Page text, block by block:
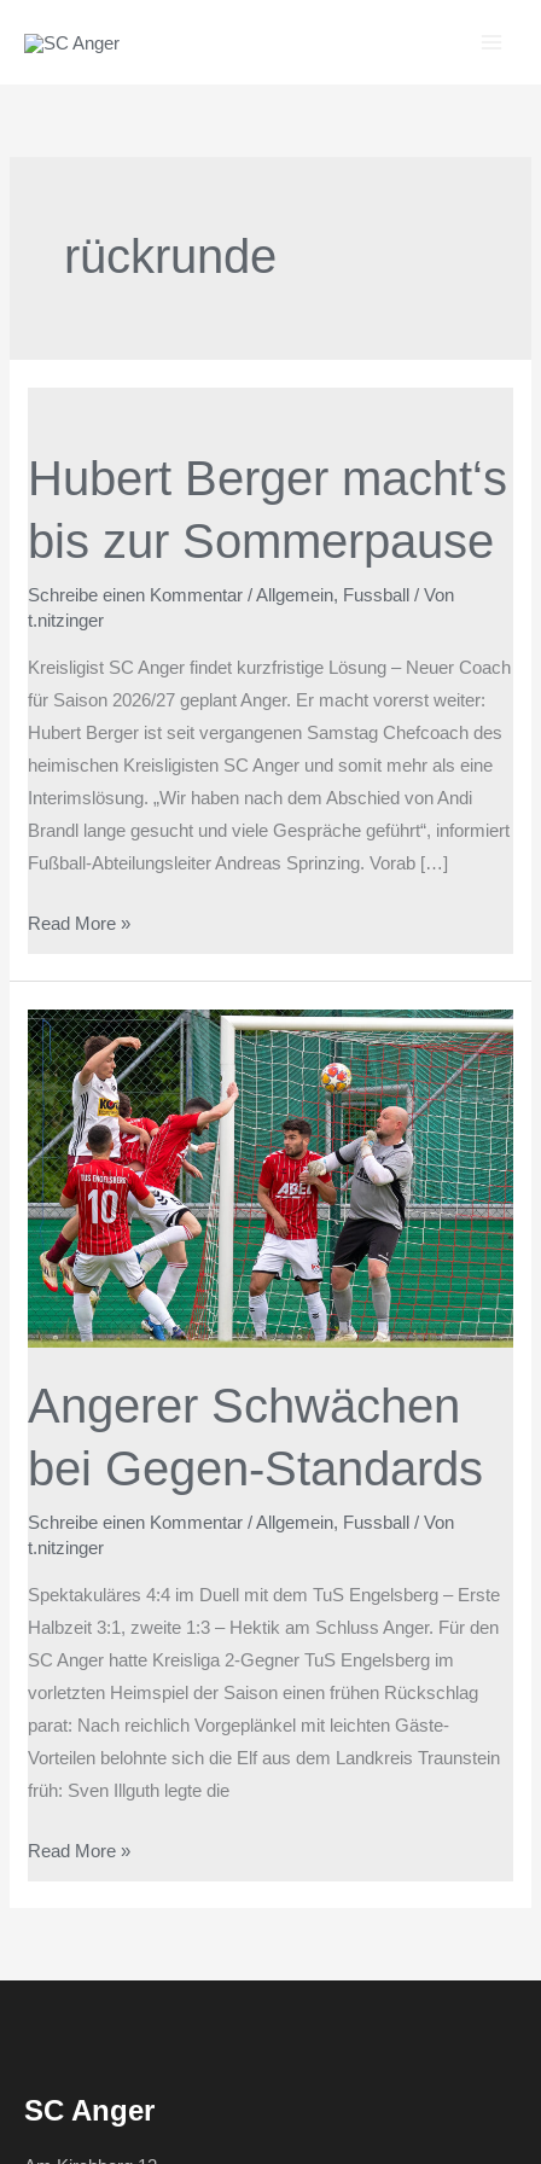
Inhalt
rückrunde
Hubert Berger macht‘s
bis zur Sommerpause
Schreibe einen Kommentar /Allgemein, Fussball / Von
t.nitzinger
Kreisligist SC Anger findet kurzfristige Lösung – Neuer Coach
für Saison 2026/27 geplant Anger. Er macht vorerst weiter:
Hubert Berger ist seit vergangenen Samstag Chefcoach des
heimischen Kreisligisten SC Anger und somit mehr als eine
Interimslösung. „Wir haben nach dem Abschied von Andi
Brandl lange gesucht und viele Gespräche geführt“, informiert
Fußball-Abteilungsleiter Andreas Sprinzing. Vorab […]
macht‘s
bis
zur
Read More »
Angerer Schwächen
bei Gegen-Standards
Schreibe einen Kommentar /Allgemein, Fussball / Von
t.nitzinger
Spektakuläres 4:4 im Duell mit dem TuS Engelsberg – Erste
Halbzeit 3:1, zweite 1:3 – Hektik am Schluss Anger. Für den
SC Anger hatte Kreisliga 2-Gegner TuS Engelsberg im
vorletzten Heimspiel der Saison einen frühen Rückschlag
parat: Nach reichlich Vorgeplänkel mit leichten Gäste-
Vorteilen belohnte sich die Elf aus dem Landkreis Traunstein
früh: Sven Illguth legte die
Angerer
Schwächen
bei
Gegen-
Standards
Read More »
SC Anger